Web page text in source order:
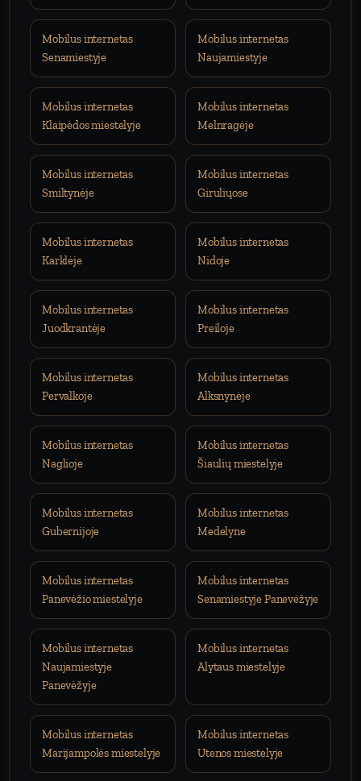
Mobilus internetas
Senamiestyje
Mobilus internetas
Naujamiestyje
Mobilus internetas
Klaipėdos miestelyje
Mobilus internetas
Melnragėje
Mobilus internetas
Smiltynėje
Mobilus internetas
Giruliųose
Mobilus internetas
Karklėje
Mobilus internetas
Nidoje
Mobilus internetas
Juodkrantėje
Mobilus internetas
Preiloje
Mobilus internetas
Pervalkoje
Mobilus internetas
Alksnynėje
Mobilus internetas
Naglioje
Mobilus internetas
Šiaulių miestelyje
Mobilus internetas
Gubernijoje
Mobilus internetas
Medelyne
Mobilus internetas
Panevėžio miestelyje
Mobilus internetas
Senamiestyje Panevėžyje
Mobilus internetas
Naujamiestyje
Panevėžyje
Mobilus internetas
Alytaus miestelyje
Mobilus internetas
Marijampolės miestelyje
Mobilus internetas
Utenos miestelyje